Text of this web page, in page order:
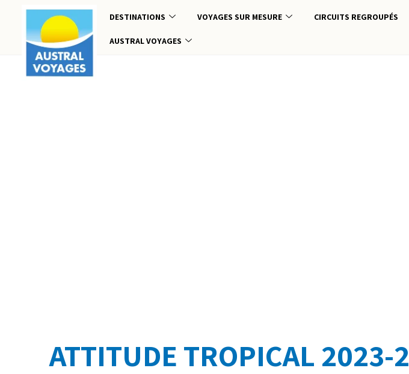
DESTINATIONS VOYAGES SUR MESURE CIRCUITS REGROUPÉS
AUSTRAL VOYAGES
ATTITUDE TROPICAL 2023-